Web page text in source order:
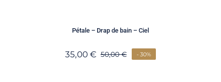
Pétale – Drap de bain – Ciel
50,00€
35,00 € - 30%